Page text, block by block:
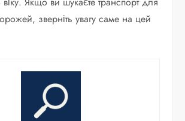
зверніть увагу саме на цей